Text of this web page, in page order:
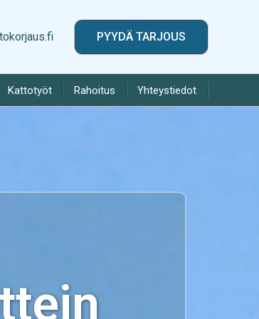
PYYDÄ TARJOUS
Kattotyöt Rahoitus Yhteystiedot